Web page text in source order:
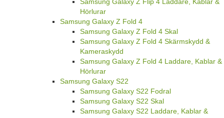
Samsung Galaxy Z Flip 4 Laddare, Kablar &
Hörlurar
Samsung Galaxy Z Fold 4
Samsung Galaxy Z Fold 4 Skal
Samsung Galaxy Z Fold 4 Skärmskydd &
Kameraskydd
Samsung Galaxy Z Fold 4 Laddare, Kablar &
Hörlurar
Samsung Galaxy S22
Samsung Galaxy S22 Fodral
Samsung Galaxy S22 Skal
Samsung Galaxy S22 Laddare, Kablar &